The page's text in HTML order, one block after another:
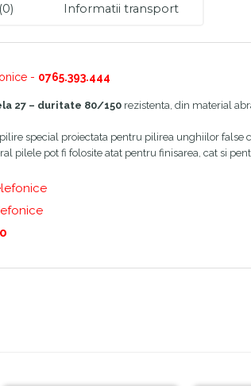
Informatii transport
- 0765.393.444
27 – duritate 80/150 rezistenta, din material
special proiectata pentru pilirea unghiilor false
pilele pot fi folosite atat pentru finisarea, cat si